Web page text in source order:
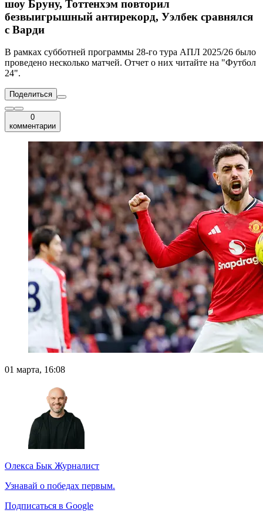
шоу Бруну, Тоттенхэм повторил
безвыигрышный антирекорд, Уэлбек сравнялся
с Варди
В рамках субботней программы 28-го тура АПЛ 2025/26 было
проведено несколько матчей. Отчет о них читайте на "Футбол
24".
Поделиться
0
комментарии
01 марта, 16:08
Олекса Бык Журналист
Узнавай о победах первым.
Подписаться в Google